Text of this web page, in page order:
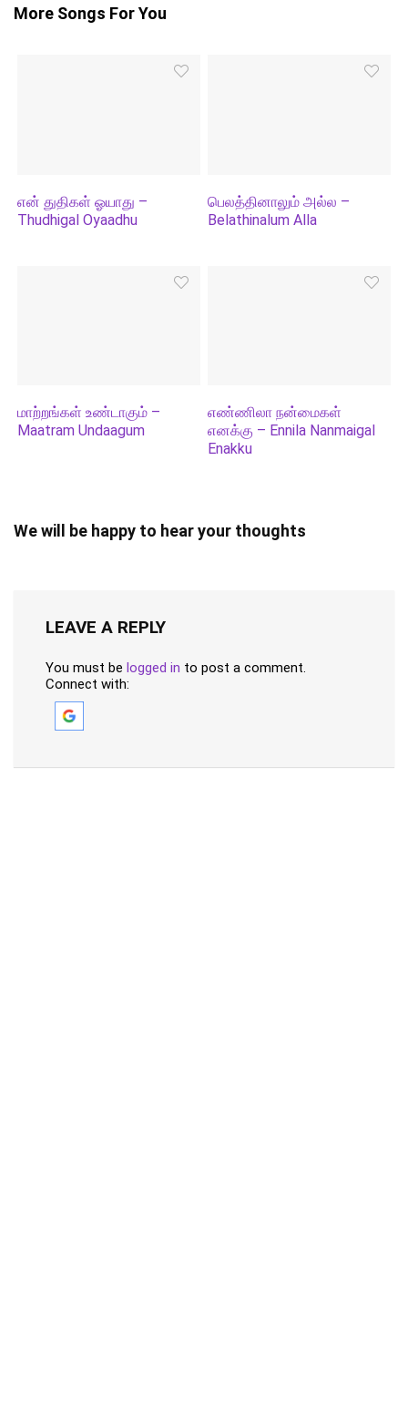
More Songs For You
என் துதிகள் ஓயாது –
Thudhigal Oyaadhu
பெலத்தினாலும் அல்ல –
Belathinalum Alla
மாற்றங்கள் உண்டாகும் –
Maatram Undaagum
எண்ணிலா நன்மைகள்
எனக்கு – Ennila Nanmaigal
Enakku
We will be happy to hear your thoughts
LEAVE A REPLY
You must be logged in to post a comment.
Connect with: